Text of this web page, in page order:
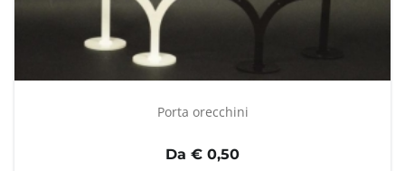
Porta orecchini
Da € 0,50